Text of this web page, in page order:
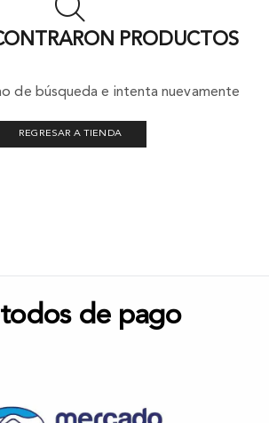
PRODUCTOS
de búsqueda e intenta nuevamente
REGRESAR A TIENDA
de pago